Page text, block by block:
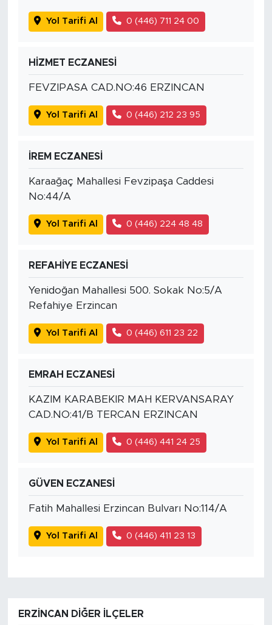
Yol Tarifi Al 0 (446) 711 24 00
HİZMET ECZANESİ
FEVZIPASA CAD.NO:46 ERZINCAN
Yol Tarifi Al 0 (446) 212 23 95
İREM ECZANESİ
Karaağaç Mahallesi Fevzipaşa Caddesi
No:44/A
Yol Tarifi Al 0 (446) 224 48 48
REFAHİYE ECZANESİ
Yenidoğan Mahallesi 500. Sokak No:5/A
Refahiye Erzincan
Yol Tarifi Al 0 (446) 611 23 22
EMRAH ECZANESİ
KAZIM KARABEKIR MAH KERVANSARAY
CAD.NO:41/B TERCAN ERZINCAN
Yol Tarifi Al 0 (446) 441 24 25
GÜVEN ECZANESİ
Fatih Mahallesi Erzincan Bulvarı No:114/A
Yol Tarifi Al 0 (446) 411 23 13
ERZINCAN DIĞER İLÇELER